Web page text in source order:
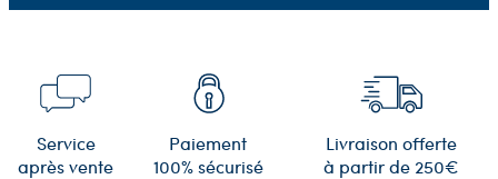
Service
après vente
Paiement
100% sécurisé
Livraison offerte
à partir de 250€